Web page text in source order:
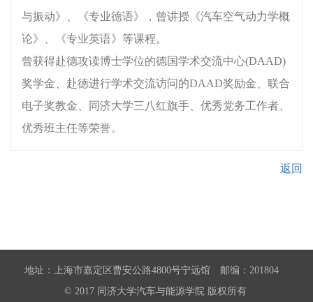
与振动》、《专业德语》，曾讲授《汽车空气动力学概
论》、《专业英语》等课程。
曾获得赴德攻读博士学位的德国学术交流中心(DAAD)
奖学金、赴德进行学术交流访问的DAAD奖励金、联合
电子奖教金、同济大学三八红旗手、优秀党务工作者、
优秀班主任等荣誉。
返回
地址：上海市嘉定区曹安公路4800号宁远馆 邮编：201804
© 2017 同济大学汽车与能源学院 版权所有